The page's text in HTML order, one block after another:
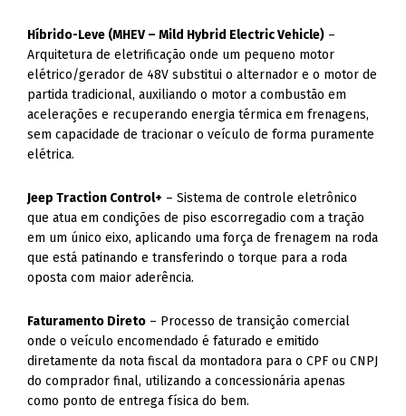
Híbrido-Leve (MHEV – Mild Hybrid Electric Vehicle) –
Arquitetura de eletrificação onde um pequeno motor
elétrico/gerador de 48V substitui o alternador e o motor de
partida tradicional, auxiliando o motor a combustão em
acelerações e recuperando energia térmica em frenagens,
sem capacidade de tracionar o veículo de forma puramente
elétrica.
Jeep Traction Control+ – Sistema de controle eletrônico
que atua em condições de piso escorregadio com a tração
em um único eixo, aplicando uma força de frenagem na roda
que está patinando e transferindo o torque para a roda
oposta com maior aderência.
Faturamento Direto – Processo de transição comercial
onde o veículo encomendado é faturado e emitido
diretamente da nota fiscal da montadora para o CPF ou CNPJ
do comprador final, utilizando a concessionária apenas
como ponto de entrega física do bem.